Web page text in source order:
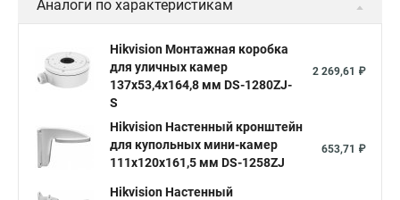
Аналоги по характеристикам
Hikvision Монтажная коробка
для уличных камер
137x53,4x164,8 мм DS-1280ZJ-
S
2 269,61 ₽
Hikvision Настенный кронштейн
для купольных мини-камер
111x120x161,5 мм DS-1258ZJ
653,71 ₽
Hikvision Настенный